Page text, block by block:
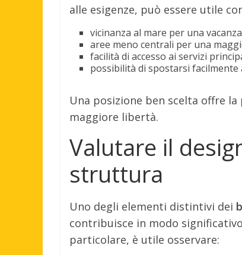
alle esigenze, può essere utile
vicinanza al mare per una
aree meno centrali per una
facilità di accesso ai servizi
possibilità di spostarsi facilmente
Una posizione ben scelta offre
maggiore libertà.
Valutare il
struttura
Uno degli elementi distintivi dei
contribuisce in modo
particolare, è utile osservare: